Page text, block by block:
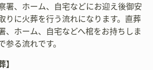
署、ホーム、自宅などにお迎え後御安
りに火葬を行う流れになります。直葬
、ホーム、自宅などへ棺をお持ちしま
参る流れです。